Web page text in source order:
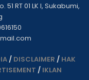
RT 01 LK I, Sukabumi,
/ DISCLAIMER / HAK
/ IKLAN